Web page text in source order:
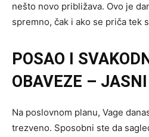
nešto novo približava. Ovo je
spremno, čak i ako se priča tek
POSAO I
OBAVEZE –
Na poslovnom planu, Vage
trezveno. Sposobni ste da